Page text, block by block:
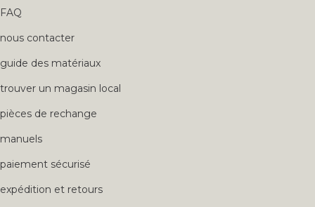
FAQ
nous contacter
guide des matériaux
trouver un magasin local
pièces de rechange
manuels
paiement sécurisé
expédition et retours